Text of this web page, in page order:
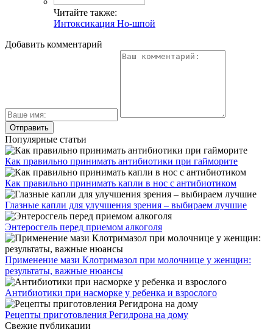
Читайте также:
Интоксикация Но-шпой
Добавить комментарий
Популярные статьи
Как правильно принимать антибиотики при гайморите
Как правильно принимать капли в нос с антибиотиком
Глазные капли для улучшения зрения – выбираем лучшие
Энтеросгель перед приемом алкоголя
Применение мази Клотримазол при молочнице у женщин:
результаты, важные нюансы
Антибиотики при насморке у ребенка и взрослого
Рецепты приготовления Регидрона на дому
Свежие публикации